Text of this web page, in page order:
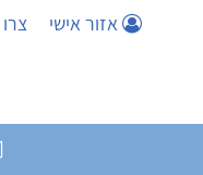
אזור אישי